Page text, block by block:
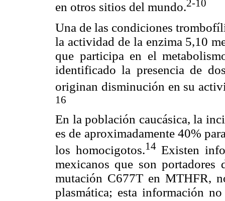
en otros sitios del mundo.2-10
Una de las condiciones
la actividad de la enzima 5,10
que participa en el
identificado la presencia de
originan disminución en su
16
En la población caucásica, la
es de aproximadamente 40%
los homocigotos.14Existen
mexicanos que son portadores
mutación C677T en MTHFR,
plasmática; esta información